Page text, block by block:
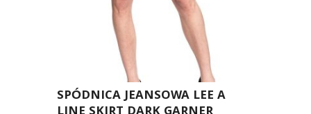
SPÓDNICA JEANSOWA LEE A